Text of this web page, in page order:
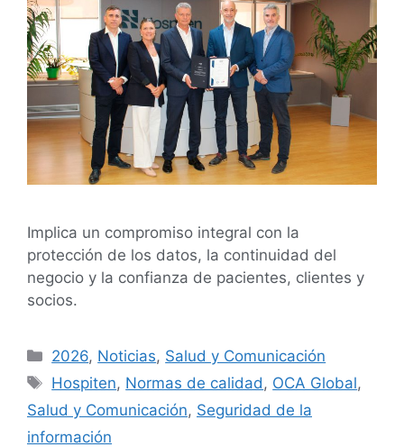
Implica un compromiso integral con la
protección de los datos, la continuidad del
negocio y la confianza de pacientes, clientes y
socios.
2026, Noticias, Salud y Comunicación
Hospiten, Normas de calidad , OCA Global,
Salud y Comunicación, Seguridad de la
información